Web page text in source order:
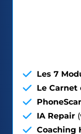
Les 7
Le Carnet
IA Repair
Coaching